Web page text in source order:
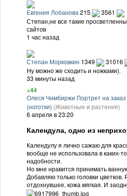
Евгения Лобанова 215
3561
Степан,не все такие
сайтов
1 час назад
Степан Морковкин 1349
31016
Ну можно же сходить и ножками).
33 минуты назад
+44
Олеся Чимбиржи Портрет на заказ
(ноготки) (Животные и растения)
6 апреля в 23:20
Календула, одно из
Календулу я лично сажаю для
вообще не использовала в каких-
надобности.
Но мне нравится принимать
Добавляю только головки
отдохнувшее, кожа мягкая. И